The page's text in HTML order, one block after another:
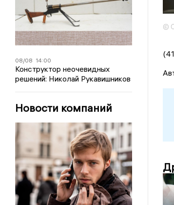
08/08 14:00
Конструктор неочевидных
решений: Николай Рукавишников
Новости компаний
©